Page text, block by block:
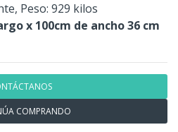
Peso: 929 kilos
x 100cm de ancho 36 cm
COMPRANDO